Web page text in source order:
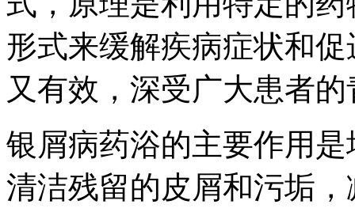
形式来缓解疾病症状和
又有效，深受广大患者
银屑病药浴的主要作用
清洁残留的皮屑和污垢